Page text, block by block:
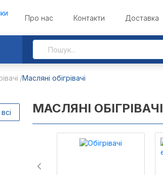
Про нас Контакти Доставка
Масляні обігрівачі
МАСЛЯНІ ОБІГРІВАЧІ